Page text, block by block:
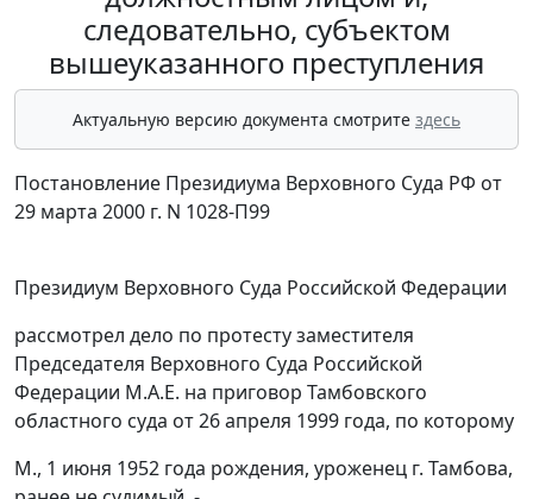
следовательно, субъектом
вышеуказанного преступления
Актуальную версию документа смотрите здесь
Постановление Президиума Верховного Суда РФ от
29 марта 2000 г. N 1028-П99
Президиум Верховного Суда Российской Федерации
рассмотрел дело по протесту заместителя
Председателя Верховного Суда Российской
Федерации М.А.Е. на приговор Тамбовского
областного суда от 26 апреля 1999 года, по которому
М., 1 июня 1952 года рождения, уроженец г. Тамбова,